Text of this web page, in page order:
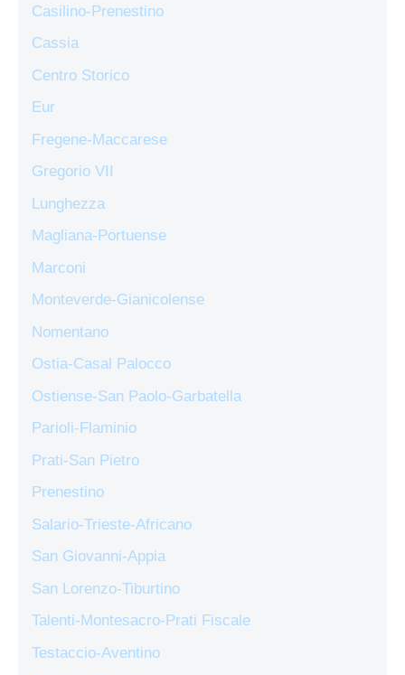
Casilino-Prenestino
Cassia
Centro Storico
Eur
Fregene-Maccarese
Gregorio VII
Lunghezza
Magliana-Portuense
Marconi
Monteverde-Gianicolense
Nomentano
Ostia-Casal Palocco
Ostiense-San Paolo-Garbatella
Parioli-Flaminio
Prati-San Pietro
Prenestino
Salario-Trieste-Africano
San Giovanni-Appia
San Lorenzo-Tiburtino
Talenti-Montesacro-Prati Fiscale
Testaccio-Aventino